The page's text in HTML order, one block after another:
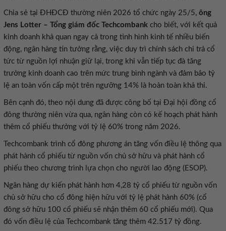
Chia sẻ tại ĐHĐCĐ thường niên 2026 tổ chức ngày 25/5, ông
Jens Lotter – Tổng giám đốc Techcombank cho biết, với kết quả
kinh doanh khả quan ngay cả trong tình hình kinh tế nhiều biến
động, ngân hàng tin tưởng rằng, việc duy trì chính sách chi trả cổ
tức từ nguồn lợi nhuận giữ lại, trong khi vẫn tiếp tục đà tăng
trưởng kinh doanh cao trên mức trung bình ngành và đảm bảo tỷ
lệ an toàn vốn cấp một trên ngưỡng 14% là hoàn toàn khả thi.
Bên cạnh đó, theo nội dung đã được công bố tại Đại hội đồng cổ
đông thường niên vừa qua, ngân hàng còn có kế hoạch phát hành
thêm cổ phiếu thưởng với tỷ lệ 60% trong năm 2026.
Techcombank trình cổ đông phương án tăng vốn điều lệ thông qua
phát hành cổ phiếu từ nguồn vốn chủ sở hữu và phát hành cổ
phiếu theo chương trình lựa chọn cho người lao động (ESOP).
Ngân hàng dự kiến phát hành hơn 4,28 tỷ cổ phiếu từ nguồn vốn
chủ sở hữu cho cổ đông hiện hữu với tỷ lệ phát hành 60% (cổ
đông sở hữu 100 cổ phiếu sẽ nhận thêm 60 cổ phiếu mới). Qua
đó vốn điều lệ của Techcombank tăng thêm 42.517 tỷ đồng.